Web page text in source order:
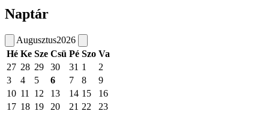
Naptár
Augusztus2026
Hé Ke Sze Csü Pé Szo Va
27 28 29 30 31 1
2
3
4 5 6 7 8
9
10 11 12 13 14 15
16
17 18 19 20 21 22
23